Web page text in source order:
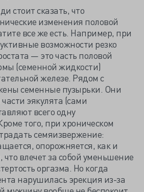
стоит сказать, что
изменения половой
все же есть. Например, при
возможности резко
— это часть половой
(семенной жидкости)
железе. Рядом с
семенные пузырьки. Они
эякулята (сами
всего одну
того, при хроническом
семяизвержение:
опорожняется, как и
влечет за собой уменьшение
оргазма. Но когда
нарушилась эрекция из-за